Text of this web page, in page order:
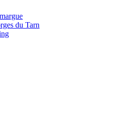
du Tarn